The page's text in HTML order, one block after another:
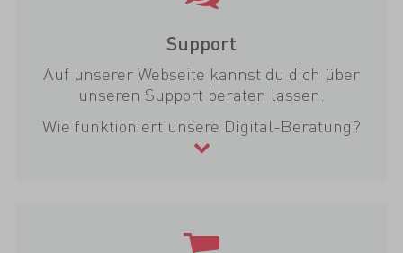
Support
Auf unserer Webseite kannst du dich über
unseren Support beraten lassen.
Wie funktioniert unsere Digital-Beratung?